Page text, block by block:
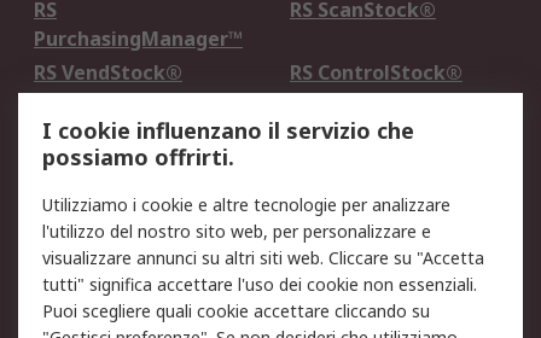
RS
PurchasingManager™
RS ScanStock®
RS VendStock®
RS ControlStock®
Legale
Informativa Cookie
Informativa Privacy -
Aggiornata
Email Security
Termini d'uso
Condizioni di vendita
Condizioni generali di
I cookie influenzano il servizio che
possiamo offrirti.
Utilizziamo i cookie e altre tecnologie per analizzare
l'utilizzo del nostro sito web, per personalizzare e
visualizzare annunci su altri siti web. Cliccare su "Accetta
tutti" significa accettare l'uso dei cookie non essenziali.
Puoi scegliere quali cookie accettare cliccando su